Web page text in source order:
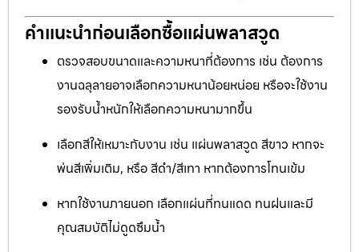
คำแนะนำก่อนเลือกซื้อแผ่นพลาสวูด
ตรวจสอบขนาดและความหนาที่ต้องการ เช่น ต้องการ
งานฉลุลายอาจเลือกความหนาน้อยหน่อย หรือจะใช้งาน
รองรับน้ำหนักให้เลือกความหนามากขึ้น
เลือกสีให้เหมาะกับงาน เช่น แผ่นพลาสวูด สีขาว หากจะ
พ่นสีเพิ่มเติม, หรือ สีดำ/สีเทา หากต้องการโทนเข้ม
หากใช้งานภายนอก เลือกแผ่นที่ทนแดด ทนฝนและมี
คุณสมบัติไม่ดูดซึมน้ำ